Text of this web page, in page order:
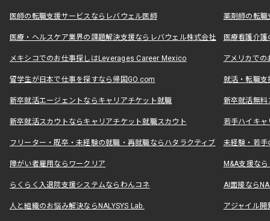
医師の転職支援サービスならレバウェル医師 薬剤師の転
医療・ヘルスケア業界の課題解決支援ならレバウェル株式会社 医療看護介
メキシコでのお仕事探しはLeverages Career Mexico アメリカで
留学生が日本で仕事を探すなら帰国GO.com 就活・転職
新卒就活エージェントならキャリアチケット就職 新卒就活無料
新卒就活スカウトならキャリアチケット就職スカウト 若手ハイキ
フリーター・既卒・未経験の就職・再就職ならハタラクティブ 未経験・若手
障がい者雇用ならワークリア M&A支援な
らくらく入退院支援システムならわんコネ AI面接なら
人と組織のお悩み解決ならNALYSYS Lab. アジャイル